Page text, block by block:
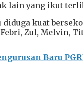
lain yang ikut
kuat
Zul, Melvin,
Baru